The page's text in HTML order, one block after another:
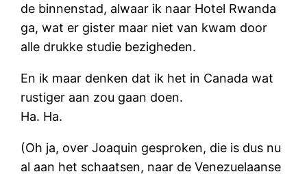
de binnenstad, alwaar ik naar Hotel Rwanda
ga, wat er gister maar niet van kwam door
alle drukke studie bezigheden.
En ik maar denken dat ik het in Canada wat
rustiger aan zou gaan doen.
Ha. Ha.
(Oh ja, over Joaquin gesproken, die is dus nu
al aan het schaatsen, naar de Venezuelaanse